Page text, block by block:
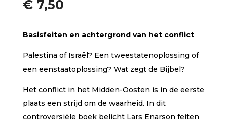
€7,50
Basisfeiten en achtergrond van het conflict
Palestina of Israël? Een tweestatenoplossing of
een eenstaatoplossing? Wat zegt de Bijbel?
Het conflict in het Midden-Oosten is in de eerste
plaats een strijd om de waarheid. In dit
controversiële boek belicht Lars Enarson feiten